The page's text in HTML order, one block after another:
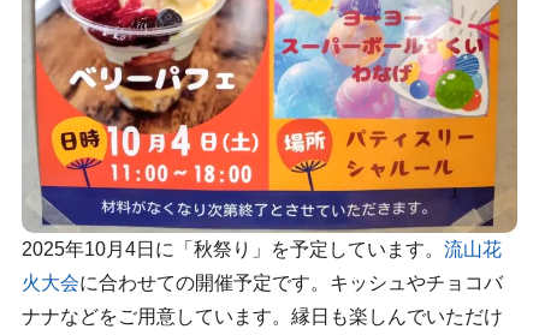
2025年10月4日に「秋祭り」を予定しています。 流山花
火大会に合わせての開催予定です。キッシュやチョコバ
ナナなどをご用意しています。縁日も楽しんでいただけ